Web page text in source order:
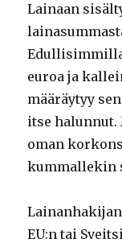
Lainaan
euroa ja
määräytyy
itse halunnut.
oman
kummallekin
EU:n tai